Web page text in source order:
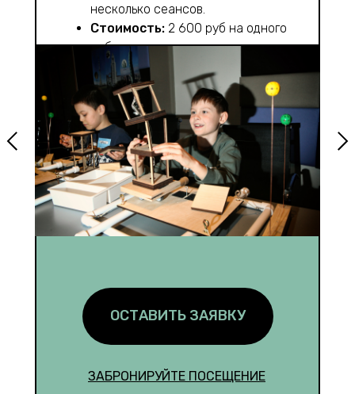
несколько сеансов.
Стоимость: 2 600 руб на одного
ребенка.
ОСТАВИТЬ ЗАЯВКУ
ЗАБРОНИРУЙТЕ ПОСЕЩЕНИЕ